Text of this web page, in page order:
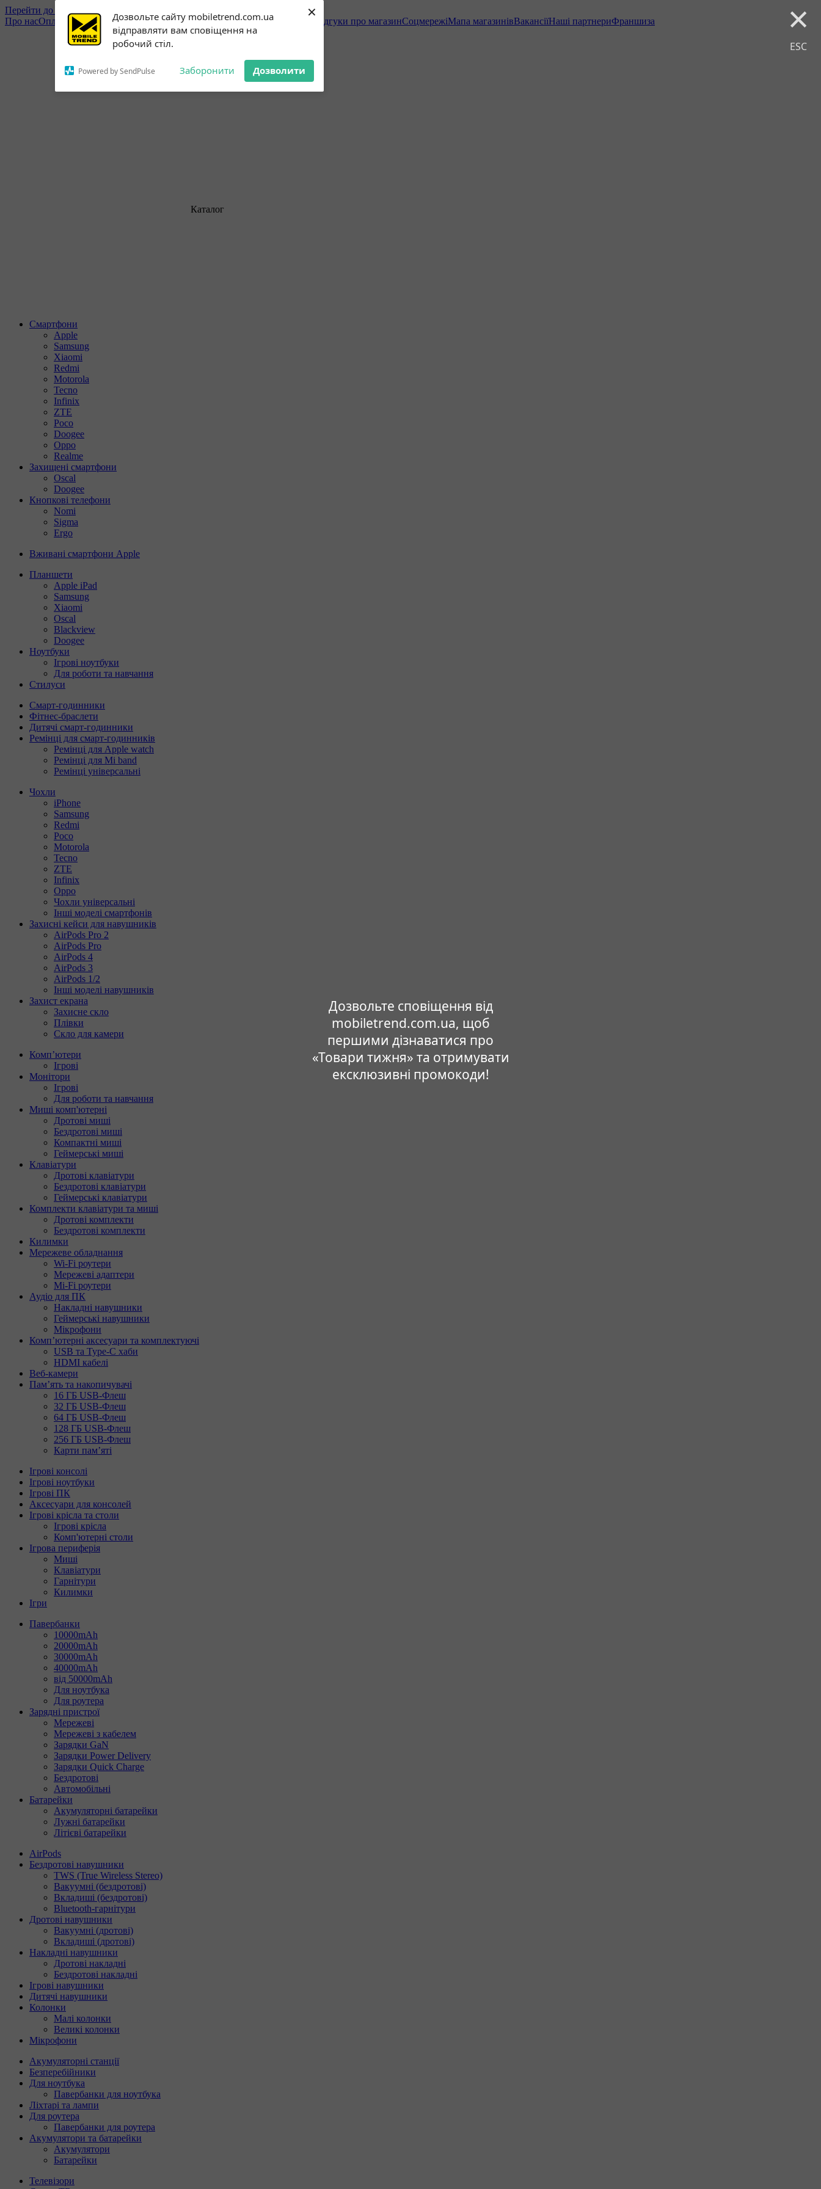
Дозвольте сайту mobiletrend.com.ua
відправляти вам сповіщення на
робочий стіл.
Powered by SendPulse Заборонити Дозволити
× ×
ESC
Дозвольте сповіщення від
mobiletrend.com.ua, щоб
першими дізнаватися про
«Товари тижня» та отримувати
ексклюзивні промокоди!
Subscribe to our
notifications!
To enable permission prompts, click
on the notification icon
Перейти до основного контенту
Про насОплата і доставкаОбмін та поверненняКонтактна інформація Відгуки про магазинСоцмережіМапа магазинівВакансіїНаші партнериФраншиза
Каталог
Смартфони
Apple
Samsung
Xiaomi
Redmi
Motorola
Tecno
Infinix
ZTE
Poco
Doogee
Oppo
Realme
Захищені смартфони
Oscal
Doogee
Кнопкові телефони
Nomi
Sigma
Ergo
Вживані смартфони Apple
Планшети
Apple iPad
Samsung
Xiaomi
Oscal
Blackview
Doogee
Ноутбуки
Ігрові ноутбуки
Для роботи та навчання
Стилуси
Смарт-годинники
Фітнес-браслети
Дитячі смарт-годинники
Ремінці для смарт-годинників
Ремінці для Apple watch
Ремінці для Mi band
Ремінці універсальні
Чохли
iPhone
Samsung
Redmi
Poco
Motorola
Tecno
ZTE
Infinix
Oppo
Чохли універсальні
Інші моделі смартфонів
Захисні кейси для навушників
AirPods Pro 2
AirPods Pro
AirPods 4
AirPods 3
AirPods 1/2
Інші моделі навушників
Захист екрана
Захисне скло
Плівки
Скло для камери
Комп’ютери
Ігрові
Монітори
Ігрові
Для роботи та навчання
Миші комп'ютерні
Дротові миші
Бездротові миші
Компактні миші
Геймерські миші
Клавіатури
Дротові клавіатури
Бездротові клавіатури
Геймерські клавіатури
Комплекти клавіатури та миші
Дротові комплекти
Бездротові комплекти
Килимки
Мережеве обладнання
Wi-Fi роутери
Мережеві адаптери
Mi-Fi роутери
Аудіо для ПК
Накладні навушники
Геймерські навушники
Мікрофони
Комп’ютерні аксесуари та комплектуючі
USB та Type-C хаби
HDMI кабелі
Веб-камери
Пам’ять та накопичувачі
16 ГБ USB-Флеш
32 ГБ USB-Флеш
64 ГБ USB-Флеш
128 ГБ USB-Флеш
256 ГБ USB-Флеш
Карти пам’яті
Ігрові консолі
Ігрові ноутбуки
Ігрові ПК
Аксесуари для консолей
Ігрові крісла та столи
Ігрові крісла
Комп'ютерні столи
Ігрова периферія
Миші
Клавіатури
Гарнітури
Килимки
Ігри
Павербанки
10000mAh
20000mAh
30000mAh
40000mAh
від 50000mAh
Для ноутбука
Для роутера
Зарядні пристрої
Мережеві
Мережеві з кабелем
Зарядки GaN
Зарядки Power Delivery
Зарядки Quick Charge
Бездротові
Автомобільні
Батарейки
Акумуляторні батарейки
Лужні батарейки
Літієві батарейки
AirPods
Бездротові навушники
TWS (True Wireless Stereo)
Вакуумні (бездротові)
Вкладиші (бездротові)
Bluetooth-гарнітури
Дротові навушники
Вакуумні (дротові)
Вкладиші (дротові)
Накладні навушники
Дротові накладні
Бездротові накладні
Ігрові навушники
Дитячі навушники
Колонки
Малі колонки
Великі колонки
Мікрофони
Акумуляторні станції
Безперебійники
Для ноутбука
Павербанки для ноутбука
Ліхтарі та лампи
Для роутера
Павербанки для роутера
Акумулятори та батарейки
Акумулятори
Батарейки
Телевізори